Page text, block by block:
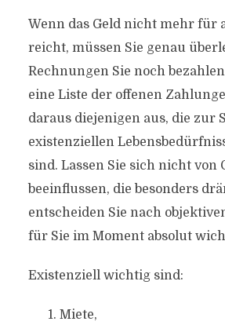
Wenn das Geld nicht mehr für
reicht, müssen Sie genau
Rechnungen Sie noch
eine Liste der offenen
daraus diejenigen aus, die zur
existenziellen
sind. Lassen Sie sich nicht von
beeinflussen, die besonders
entscheiden Sie nach
für Sie im Moment absolut
Existenziell wichtig sind:
Miete,